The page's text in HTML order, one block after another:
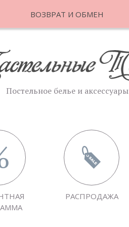
ВОЗВРАТ И ОБМЕН
Постельное белье и аксессуары
РАСПРОДАЖА